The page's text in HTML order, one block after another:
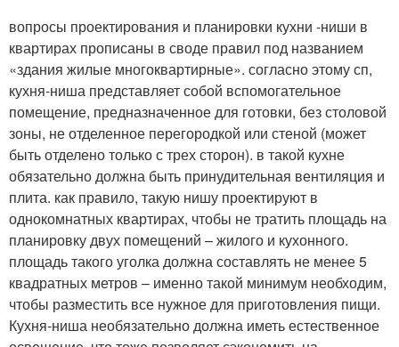
вопросы проектирования и планировки кухни -ниши в
квартирах прописаны в своде правил под названием
«здания жилые многоквартирные». согласно этому сп,
кухня-ниша представляет собой вспомогательное
помещение, предназначенное для готовки, без столовой
зоны, не отделенное перегородкой или стеной (может
быть отделено только с трех сторон). в такой кухне
обязательно должна быть принудительная вентиляция и
плита. как правило, такую нишу проектируют в
однокомнатных квартирах, чтобы не тратить площадь на
планировку двух помещений – жилого и кухонного.
площадь такого уголка должна составлять не менее 5
квадратных метров – именно такой минимум необходим,
чтобы разместить все нужное для приготовления пищи.
Кухня-ниша необязательно должна иметь естественное